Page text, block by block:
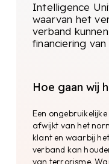
200+ miljoen
gemakkelijk
onderzocht. De
kunnen per land
worden
Voor- en
Intelligence
waarvan het
verband
financiering
Hoe gaan wij
Een
afwijkt van het
klant en waarbij
verband kan
van terrorisme.